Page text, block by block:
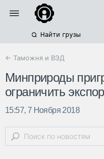
Найти грузы
← Таможня и ВЭД
Минприроды
ограничить
15:57, 7 Ноября 2018